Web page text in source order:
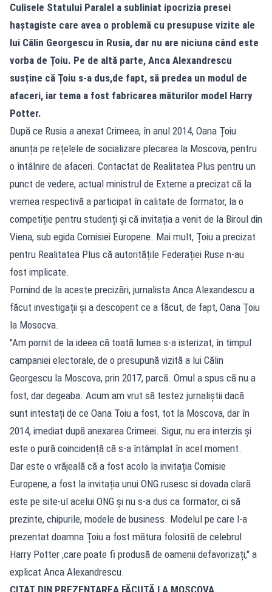
Culisele Statului Paralel a subliniat ipocrizia presei
haștagiste care avea o problemă cu presupuse vizite ale
lui Călin Georgescu în Rusia, dar nu are niciuna când este
vorba de Țoiu. Pe de altă parte, Anca Alexandrescu
susține că Țoiu s-a dus,de fapt, să predea un modul de
afaceri, iar tema a fost fabricarea măturilor model Harry
Potter.
După ce Rusia a anexat Crimeea, în anul 2014, Oana Țoiu
anunța pe rețelele de socializare plecarea la Moscova, pentru
o întâlnire de afaceri. Contactat de Realitatea Plus pentru un
punct de vedere, actual ministrul de Externe a precizat că la
vremea respectivă a participat în calitate de formator, la o
competiție pentru studenți și că invitația a venit de la Biroul din
Viena, sub egida Comisiei Europene. Mai mult, Țoiu a precizat
pentru Realitatea Plus că autoritățile Federației Ruse n-au
fost implicate.
Pornind de la aceste precizări, jurnalista Anca Alexandescu a
făcut investigații și a descoperit ce a făcut, de fapt, Oana Țoiu
la Mosocva.
"Am pornit de la ideea că toată lumea s-a isterizat, în timpul
campaniei electorale, de o presupună vizită a lui Călin
Georgescu la Moscova, prin 2017, parcă. Omul a spus că nu a
fost, dar degeaba. Acum am vrut să testez jurnaliștii dacă
sunt intestați de ce Oana Toiu a fost, tot la Moscova, dar în
2014, imediat după anexarea Crimeei. Sigur, nu era interzis și
este o pură coincidență că s-a întâmplat în acel moment.
Dar este o vrăjeală că a fost acolo la invitația Comisie
Europene, a fost la invitația unui ONG rusesc si dovada clară
este pe site-ul acelui ONG și nu s-a dus ca formator, ci să
prezinte, chipurile, modele de business. Modelul pe care l-a
prezentat doamna Țoiu a fost mătura folosită de celebrul
Harry Potter ,care poate fi produsă de oamenii defavorizați," a
explicat Anca Alexandrescu.
CITAT DIN PREZENTAREA FĂCUTĂ LA MOSCOVA